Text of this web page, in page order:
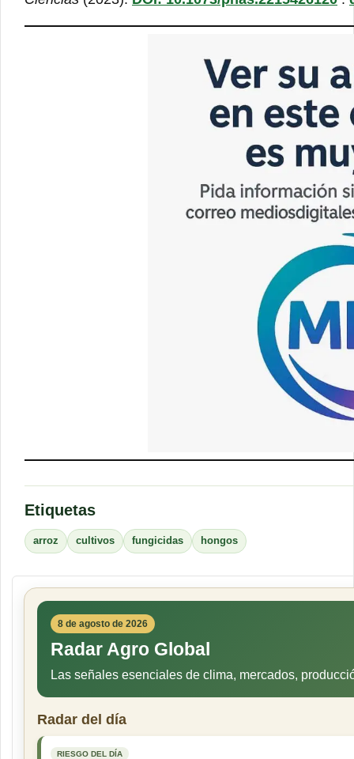
Etiquetas
arroz cultivos fungicidas hongos
8 de agosto de 2026
Radar Agro Global
Las señales esenciales de clima, mercados,
Radar del día
RIESGO DEL DÍA